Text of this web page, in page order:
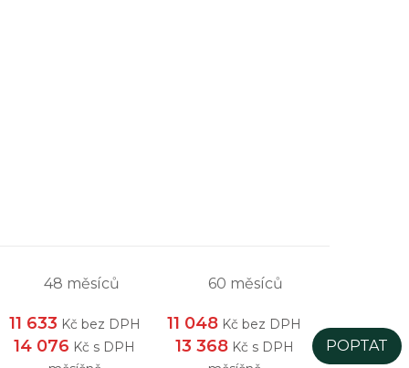
48 měsíců 60 měsíců
11 633 Kč bez DPH
14 076 Kč s DPH
11 048 Kč bez DPH
13 368Kč s DPH
POPTAT